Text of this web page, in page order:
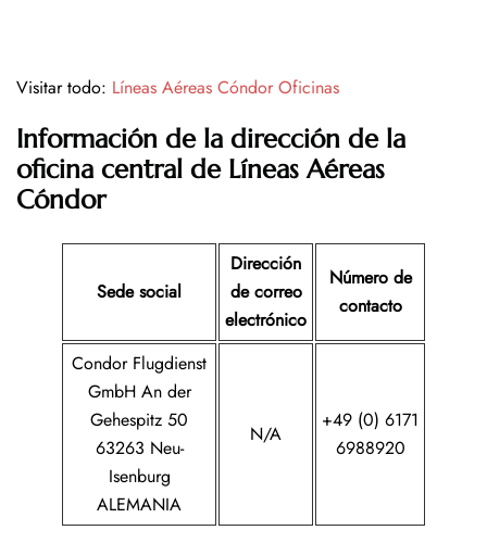
Visitar todo: Líneas Aéreas Cóndor Oficinas
Información de la dirección de la
oficina central de Líneas Aéreas
Cóndor
Sede social
Dirección
de correo
electrónico
Número de
contacto
Condor Flugdienst
GmbH An der
Gehespitz 50
63263 Neu-
Isenburg
ALEMANIA
N/A
+49 (0) 6171
6988920